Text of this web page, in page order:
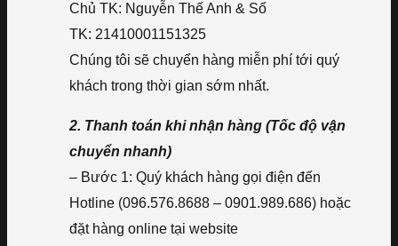
Chủ TK: Nguyễn Thế Anh & Số
TK: 21410001151325
Chúng tôi sẽ chuyển hàng miễn phí tới quý
khách trong thời gian sớm nhất.
2. Thanh toán khi nhận hàng (Tốc độ vận
chuyển nhanh)
– Bước 1: Quý khách hàng gọi điện đến
Hotline (096.576.8688 – 0901.989.686) hoặc
đặt hàng online tại website